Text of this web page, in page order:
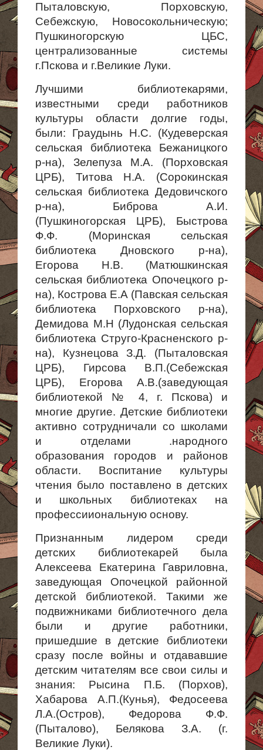
Пыталовскую, Порховскую,
Себежскую, Новосокольническую;
Пушкиногорскую ЦБС,
централизованные системы
г.Пскова и г.Великие Луки.
Лучшими библиотекарями,
известными среди работников
культуры области долгие годы,
были: Граудынь Н.С. (Кудеверская
сельская библиотека Бежаницкого
р-на), Зелепуза М.А. (Порховская
ЦРБ), Титова Н.А. (Сорокинская
сельская библиотека Дедовичского
р-на), Биброва А.И.
(Пушкиногорская ЦРБ), Быстрова
Ф.Ф. (Моринская сельская
библиотека Дновского р-на),
Егорова Н.В. (Матюшкинская
сельская библиотека Опочецкого р-
на), Кострова Е.А (Павская сельская
библиотека Порховского р-на),
Демидова М.Н (Лудонская сельская
библиотека Струго-Красненского р-
на), Кузнецова З.Д. (Пыталовская
ЦРБ), Гирсова В.П.(Себежская
ЦРБ), Егорова А.В.(заведующая
библиотекой № 4, г. Пскова) и
многие другие. Детские библиотеки
активно сотрудничали со школами
и отделами .народного
образования городов и районов
области. Воспитание культуры
чтения было поставлено в детских
и школьных библиотеках на
профессииональную основу.
Признанным лидером среди
детских библиотекарей была
Алексеева Екатерина Гавриловна,
заведующая Опочецкой районной
детской библиотекой. Такими же
подвижниками библиотечного дела
были и другие работ­ники,
пришедшие в детские библиотеки
сразу после войны и отдававшие
детским читателям все свои силы и
знания: Рысина П.Б. (Порхов),
Хабарова А.П.(Кунья), Федосеева
Л.А.(Остров), Федорова Ф.Ф.
(Пыталово), Белякова З.А. (г.
Великие Луки).